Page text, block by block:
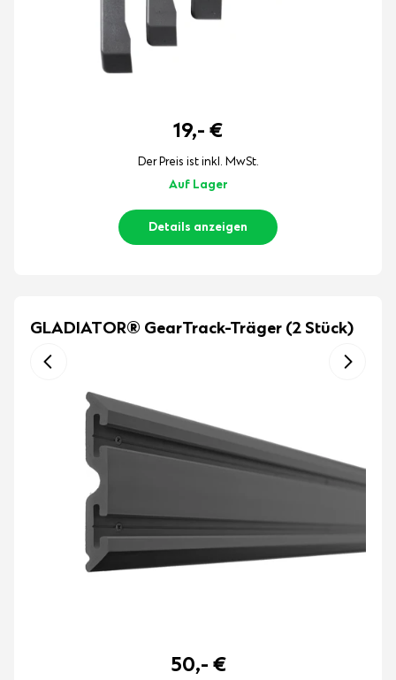
19,- €
Der Preis ist inkl. MwSt.
Auf Lager
Details anzeigen
GLADIATOR® GearTrack-Träger (2 Stück)
50,- €